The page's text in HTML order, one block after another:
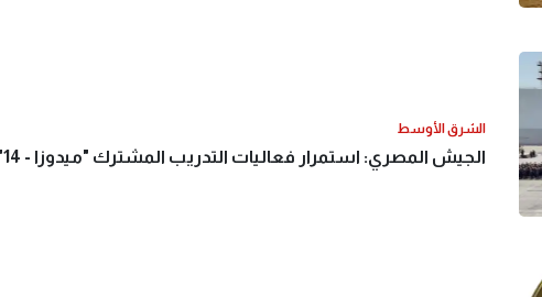
الشرق الأوسط
الجيش المصري: استمرار فعاليات التدريب المشترك "ميدوزا - 14"